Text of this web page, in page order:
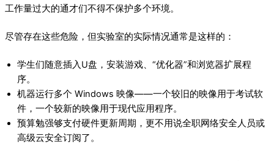
工作量过大的通才们不得不保护多个环境。
尽管存在这些危险，但实验室的实际情况通常是这样的：
学生们随意插入U盘，安装游戏、“优化器”和浏览器扩展程
序。
机器运行多个 Windows 映像——一个较旧的映像用于考试软
件，一个较新的映像用于现代应用程序。
预算勉强够支付硬件更新周期，更不用说全职网络安全人员或
高级云安全订阅了。